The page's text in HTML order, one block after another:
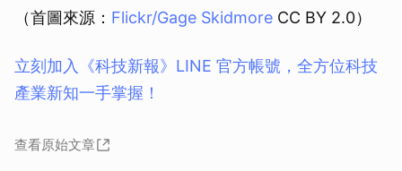
（首圖來源： Flickr/Gage Skidmore CC BY 2.0）
立刻加入《科技新報》LINE 官方帳號，全方位科技
產業新知一手掌握！
查看原始文章